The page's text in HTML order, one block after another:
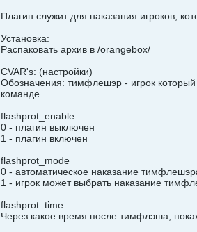
Плагин служит для наказания игроков,
Установка:
Распаковать архив в /orangebox/
CVAR's: (настройки)
Обозначения: тимфлешэр - игрок
команде.
flashprot_enable
0 - плагин выключен
1 - плагин включен
flashprot_mode
0 - автоматическое наказание
1 - игрок может выбрать наказание
flashprot_time
Через какое время после тимфлэша,